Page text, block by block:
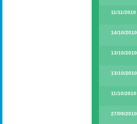
11/11/2010
14/10/2010
13/10/2010
13/10/2010
11/10/2010
27/09/2010